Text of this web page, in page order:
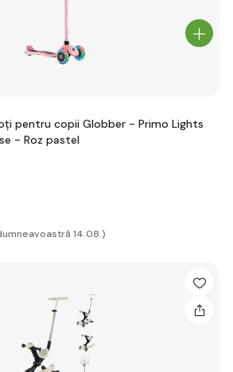
pentru copii Globber - Primo Lights
- Roz pastel
14.08.)